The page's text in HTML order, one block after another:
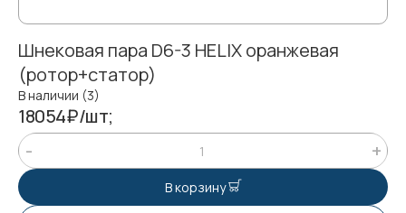
Шнековая пара D6-3 HELIX оранжевая
(ротор+статор)
В наличии (3)
18054₽/шт;
В корзину